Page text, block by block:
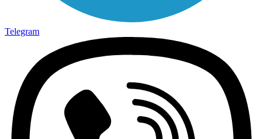
Telegram